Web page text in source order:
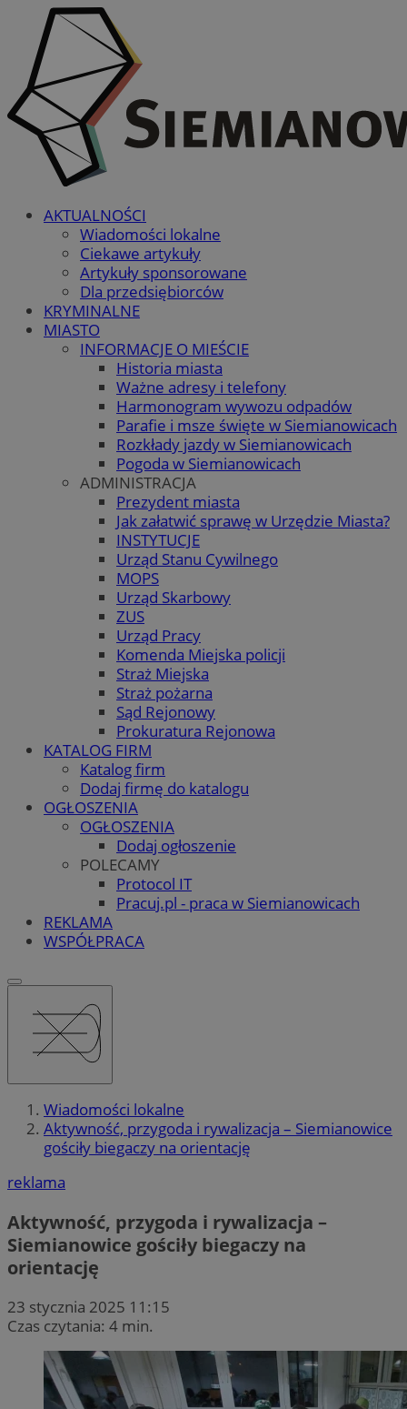
AKTUALNOŚCI
Wiadomości lokalne
Ciekawe artykuły
Artykuły sponsorowane
Dla przedsiębiorców
KRYMINALNE
MIASTO
INFORMACJE O MIEŚCIE
Historia miasta
Ważne adresy i telefony
Harmonogram wywozu odpadów
Parafie i msze święte w Siemianowicach
Rozkłady jazdy w Siemianowicach
Pogoda w Siemianowicach
ADMINISTRACJA
Prezydent miasta
Jak załatwić sprawę w Urzędzie Miasta?
INSTYTUCJE
Urząd Stanu Cywilnego
MOPS
Urząd Skarbowy
ZUS
Urząd Pracy
Komenda Miejska policji
Straż Miejska
Straż pożarna
Sąd Rejonowy
Prokuratura Rejonowa
KATALOG FIRM
Katalog firm
Dodaj firmę do katalogu
OGŁOSZENIA
OGŁOSZENIA
Dodaj ogłoszenie
POLECAMY
Protocol IT
Pracuj.pl - praca w Siemianowicach
REKLAMA
WSPÓŁPRACA
Wiadomości lokalne
Aktywność, przygoda i rywalizacja – Siemianowice
gościły biegaczy na orientację
reklama
Aktywność, przygoda i rywalizacja –
Siemianowice gościły biegaczy na
orientację
23 stycznia 2025 11:15
Czas czytania: 4 min.